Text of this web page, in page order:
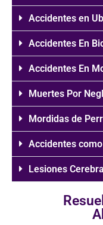
Accidentes en
Accidentes En
Accidentes En
Muertes Por
Mordidas de
Accidentes
Lesiones